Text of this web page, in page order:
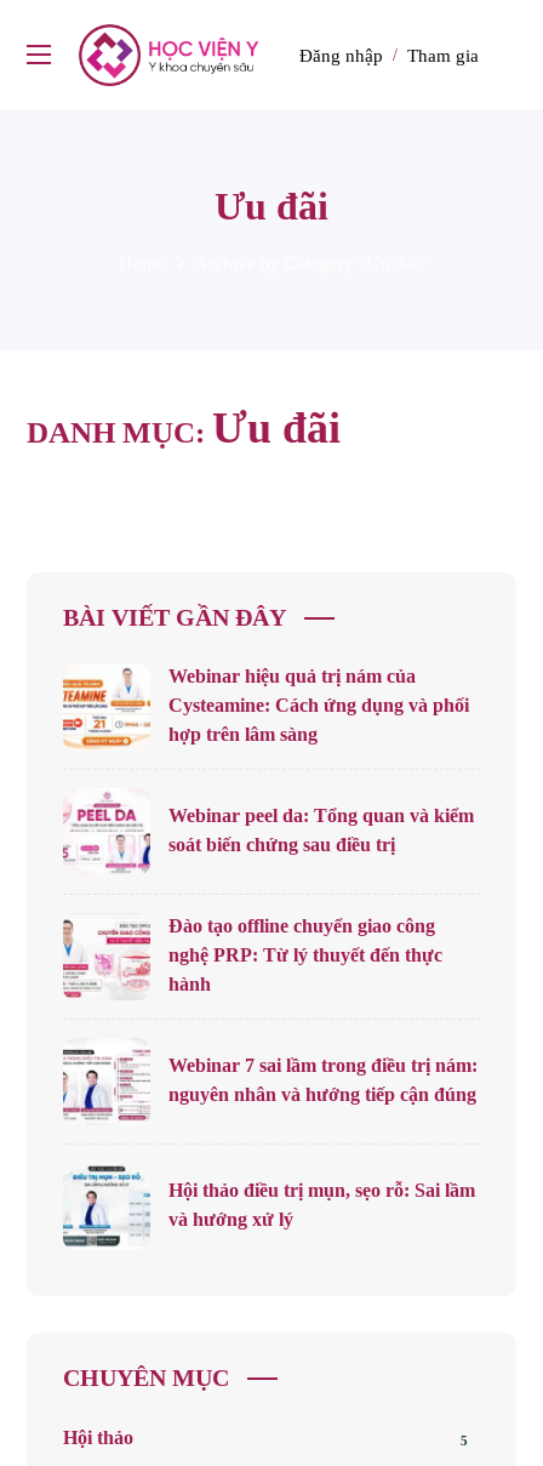
Đăng nhập / Tham gia
Ưu đãi
DANH MỤC: Ưu đãi
BÀI VIẾT GẦN ĐÂY
Webinar hiệu quả trị nám của
Cysteamine: Cách ứng dụng và phối
hợp trên lâm sàng
Webinar peel da: Tổng quan và kiểm
soát biến chứng sau điều trị
Đào tạo offline chuyển giao công
nghệ PRP: Từ lý thuyết đến thực
hành
Webinar 7 sai lầm trong điều trị nám:
nguyên nhân và hướng tiếp cận đúng
Hội thảo điều trị mụn, sẹo rỗ: Sai lầm
và hướng xử lý
CHUYÊN MỤC
Hội thảo 5